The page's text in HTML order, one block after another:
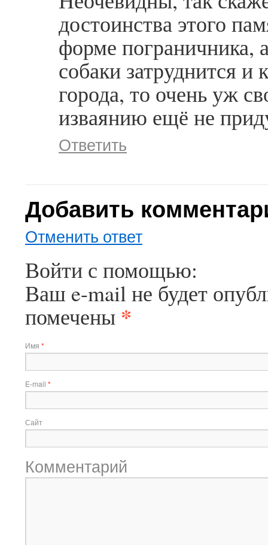
достоинства этого
форме пограничника,
собаки затруднится
города, то очень уж
изваянию ещё не
Ответить
Добавить
Отменить ответ
Войти с помощью:
Ваш e-mail не будет
помечены *
Имя *
E-mail *
Сайт
Комментарий